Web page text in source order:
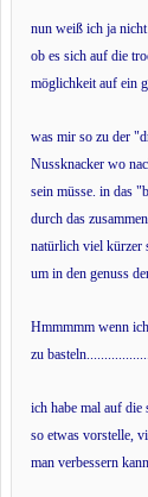
nun weiß ich ja
ob es sich auf die
möglichkeit auf ein
was mir so zu der
Nussknacker wo
sein müsse. in das
durch das
natürlich viel kürzer
um in den genuss
Hmmmmm wenn
zu
ich habe mal auf die
so etwas vorstelle,
man verbessern